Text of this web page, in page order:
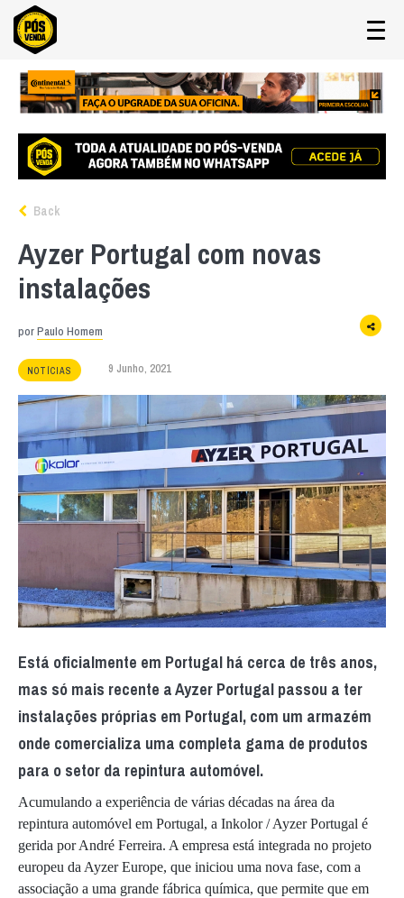
Back
Ayzer Portugal com novas
instalações
porPaulo Homem
NOTÍCIAS 9 Junho, 2021
Está oficialmente em Portugal há cerca de três anos,
mas só mais recente a Ayzer Portugal passou a ter
instalações próprias em Portugal, com um armazém
onde comercializa uma completa gama de produtos
para o setor da repintura automóvel.
Acumulando a experiência de várias décadas na área da
repintura automóvel em Portugal, a Inkolor / Ayzer Portugal é
gerida por André Ferreira. A empresa está integrada no projeto
europeu da Ayzer Europe, que iniciou uma nova fase, com a
associação a uma grande fábrica química, que permite que em